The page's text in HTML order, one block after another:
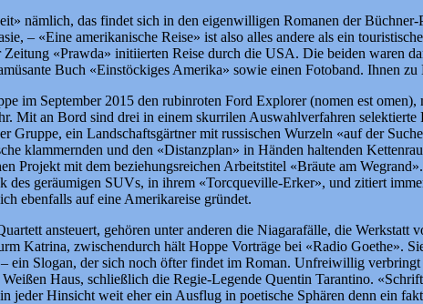
nämlich, das findet sich in den eigenwilligen Romanen der
– «Eine amerikanische Reise» ist also alles andere als ein
«Prawda» initiierten Reise durch die USA. Die beiden waren
Buch «Einstöckiges Amerika» sowie einen Fotoband. Ihnen
im September 2015 den rubinroten Ford Explorer (nomen est
Mit an Bord sind drei in einem skurrilen Auswahlverfahren
Gruppe, ein Landschaftsgärtner mit russischen Wurzeln «auf der
klammernden und den «Distanzplan» in Händen haltenden
Projekt mit dem beziehungsreichen Arbeitstitel «Bräute am
des geräumigen SUVs, in ihrem «Torcqueville-Erker», und zitiert
ebenfalls auf eine Amerikareise gründet.
ansteuert, gehören unter anderen die Niagarafälle, die
Katrina, zwischendurch hält Hoppe Vorträge bei «Radio Goethe».
ein Slogan, der sich noch öfter findet im Roman. Unfreiwillig
Haus, schließlich die Regie-Legende Quentin Tarantino.
jeder Hinsicht weit eher ein Ausflug in poetische Sphären denn ein